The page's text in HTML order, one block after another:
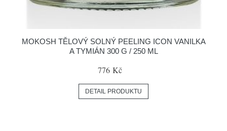
MOKOSH TĚLOVÝ SOLNÝ PEELING ICON VANILKA
A TYMIÁN 300 G / 250 ML
776 Kč
DETAIL PRODUKTU